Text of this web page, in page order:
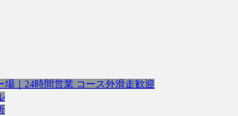
場｜24時間営業 コース外滑走歓迎